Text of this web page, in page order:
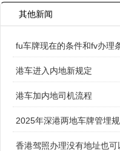
其他新闻
fu车牌现在的条件和fv办理
港车进入内地新规定
港车加内地司机流程
2025年深港两地车牌管埋
香港驾照办理没有地址也可